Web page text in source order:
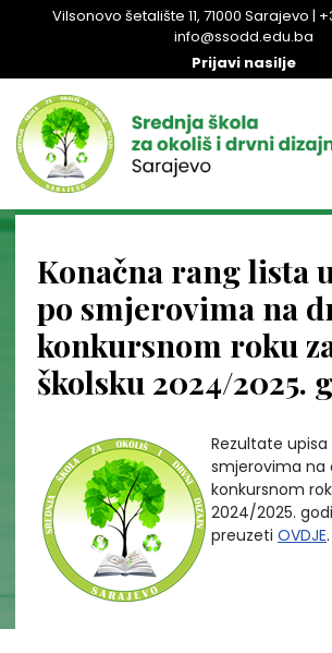
Vilsonovo šetalište 11, 71000 Sarajevo |
info@ssodd.edu.ba
Prijavi nasilje
Konačna rang lista
po smjerovima na
konkursnom roku
školsku 2024/2025.
Rezultate
smjerovima na
konkursnom
2024/2025.
preuzeti OVDJE.